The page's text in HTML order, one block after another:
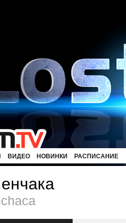
ВИДЕО НОВИНКИ РАСПИСАНИЕ